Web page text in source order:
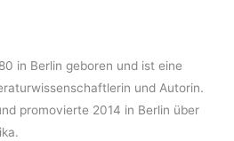
in Berlin geboren und ist eine
und Autorin.
promovierte 2014 in Berlin über